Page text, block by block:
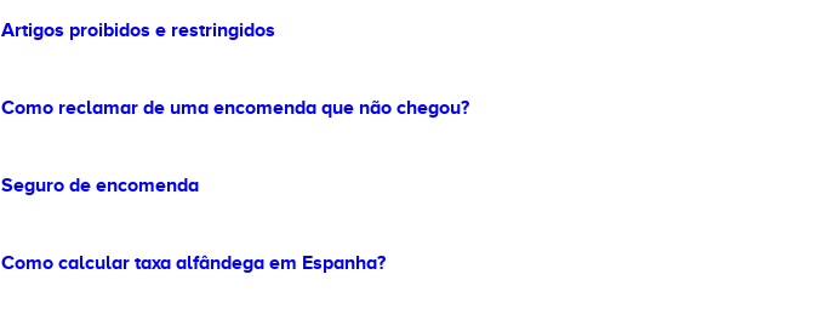
Artigos proibidos e restringidos
Como reclamar de uma encomenda que não chegou?
Seguro de encomenda
Como calcular taxa alfândega em Espanha?